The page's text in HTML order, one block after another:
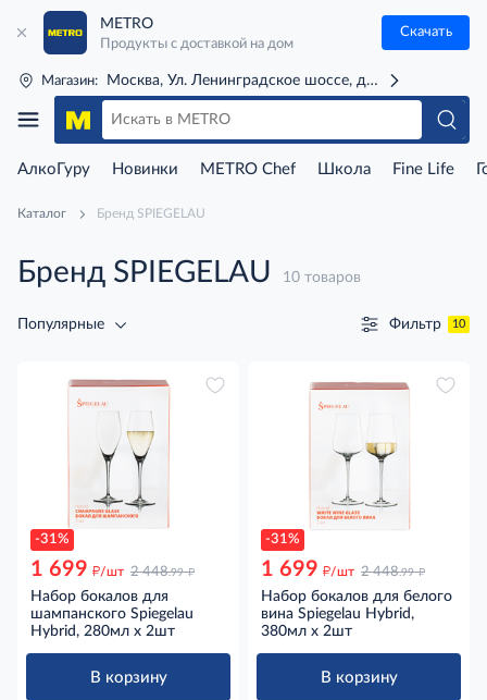
METRO
Продукты с доставкой на дом
Скачать
Магазин: Москва, Ул. Ленинградское шоссе, д. 71Г (м. Речной
АлкоГуру Новинки METRO Chef Школа Fine Life
Каталог Бренд SPIEGELAU
Бренд SPIEGELAU 10 товаров
Популярные Фильтр 10
-31%
1 699 д/шт 2 448.99 д
Набор бокалов для
шампанского Spiegelau
Hybrid, 280мл х 2шт
В корзину
-31%
1 699 д/шт 2 448.99 д
Набор бокалов для белого
вина Spiegelau Hybrid,
380мл х 2шт
В корзину